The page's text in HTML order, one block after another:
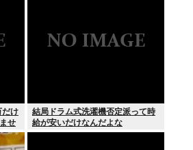
だけ
せ
結局ドラム式洗濯機否定派って時
給が安いだけなんだよな